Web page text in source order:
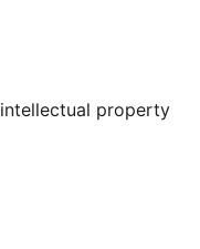
Tumblr
property